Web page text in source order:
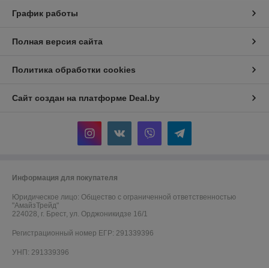
График работы
Полная версия сайта
Политика обработки cookies
Сайт создан на платформе Deal.by
Информация для покупателя
Юридическое лицо: Общество с ограниченной ответственностью
"АмайзТрейд"
224028, г. Брест, ул. Орджоникидзе 16/1
Регистрационный номер ЕГР: 291339396
УНП: 291339396